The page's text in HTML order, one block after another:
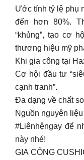
Ước tính tỷ lệ phụ
đến hơn 80%.
“khủng”, tạo cơ
thương hiệu mỹ
Khi gia công tại
Cơ hội đầu tư
cạnh tranh”.
Đa dạng về chất
Nguồn nguyên
#Liênhệngay để
này nhé!
GIA CÔNG